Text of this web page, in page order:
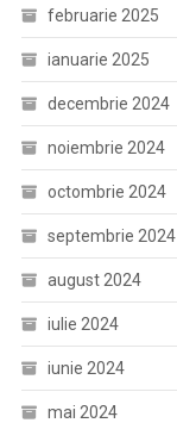
februarie 2025
ianuarie 2025
decembrie 2024
noiembrie 2024
octombrie 2024
septembrie 2024
august 2024
iulie 2024
iunie 2024
mai 2024